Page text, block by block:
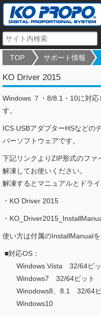
TOP サポート情報
KO Driver 2015
Windows ７・8/8.1・10に対
す。
ICS USBアダプターHSなどの
バーソフトウェアです。
下記リンクよりZIP形式のファ
解凍してお使いください。
解凍するとマニュアルとドラ
・KO Driver 2015
・
使い方は付属のInstallManualを
■対応OS：
Windows Vista 32/64ビッ
Windows7 32/64ビット
Winodows8、8.1
32/64
Windows10